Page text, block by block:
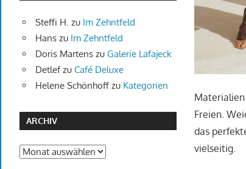
Freien.
das
vielseitig.
Steffi H. zu Im Zehntfeld
Hanszu Im Zehntfeld
Doris Martenszu Galerie Lafajeck
Detlefzu Café Deluxe
Helene Schönhoffzu Kategorien
ARCHIV
Archiv